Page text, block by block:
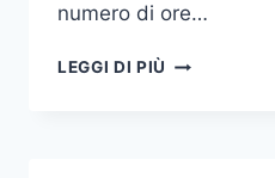
numero di ore…
LEGGI DI PIÙ COME